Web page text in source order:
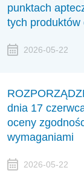
punktach
tych
2026-05-22
dnia 17
oceny
wymaganiami
2026-05-22